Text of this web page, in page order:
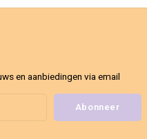
en aanbiedingen via email
Abonneer